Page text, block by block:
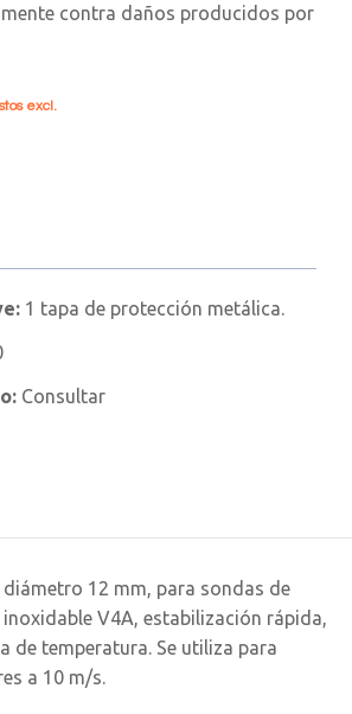
contra daños producidos por
excl.
1 tapa de protección metálica.
Consultar
12 mm, para sondas de
V4A, estabilización rápida,
de temperatura. Se utiliza para
a 10 m/s.